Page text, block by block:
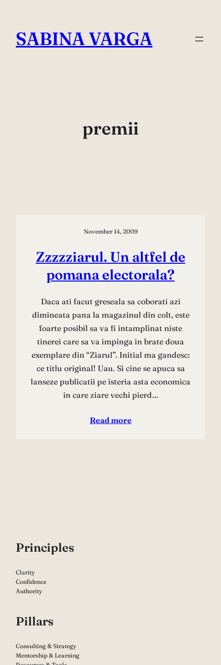
content
SABINA VARGA
premii
November 14, 2009
Zzzzziarul. Un altfel de
pomana electorala?
Daca ati facut greseala sa coborati azi
dimineata pana la magazinul din colt, este
foarte posibil sa va fi intamplinat niste
tinerei care sa va impinga in brate doua
exemplare din “Ziarul”. Initial ma gandesc:
ce titlu original! Uau. Si cine se apuca sa
lanseze publicatii pe isteria asta economica
in care ziare vechi pierd…
Read more
Principles
Clarity
Confidence
Authority
Pillars
Consulting & Strategy
Mentorship & Learning